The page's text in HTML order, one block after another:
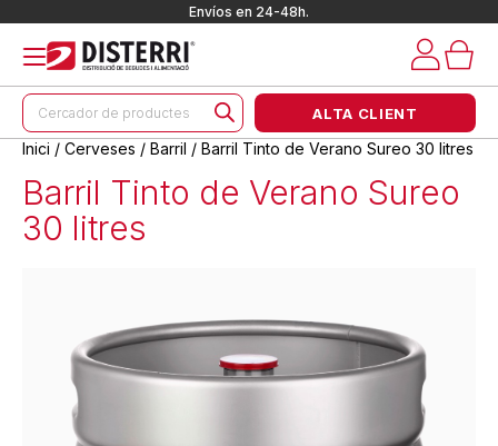
Envíos en 24-48h.
Products
search
ALTA CLIENT
Inici / Cerveses / Barril / Barril Tinto de Verano Sureo 30 litres
Barril Tinto de Verano Sureo
30 litres